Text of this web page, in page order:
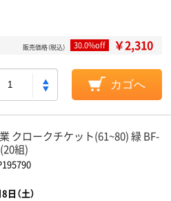
販売価格（税込） 30.0%off ￥2,310
カゴへ
クロークチケット(61~80) 緑 BF-
組)
日（土）